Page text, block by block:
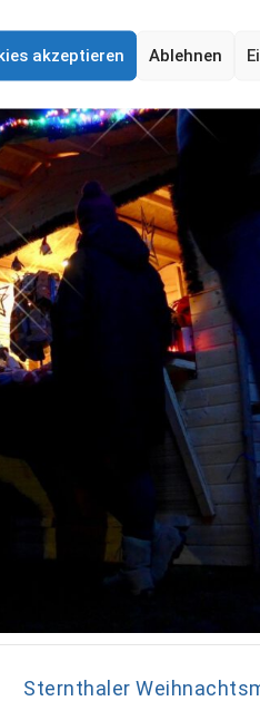
akzeptieren Ablehnen
Sternthaler